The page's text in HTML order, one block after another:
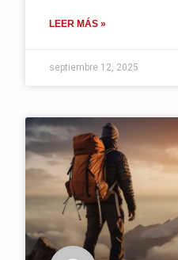
LEER MÁS »
septiembre 12, 2025